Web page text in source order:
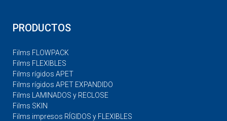
PRODUCTOS
Films FLOWPACK
Films FLEXIBLES
Films rígidos APET
Films rígidos APET EXPANDIDO
Films LAMINADOS y RECLOSE
Films SKIN
Films impresos RÍGIDOS y FLEXIBLES